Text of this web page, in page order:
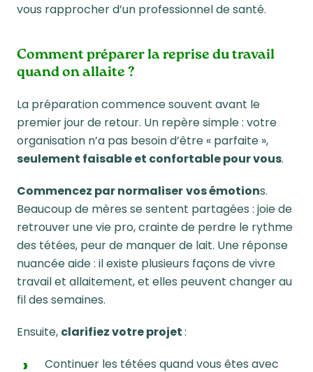
vous rapprocher d’un professionnel de santé.
Comment préparer la reprise du travail
quand on allaite ?
La préparation commence souvent avant le
premier jour de retour. Un repère simple : votre
organisation n’a pas besoin d’être « parfaite »,
seulement faisable et confortable pour vous.
Commencez par normaliservos émotions.
Beaucoup de mères se sentent partagées : joie de
retrouver une vie pro, crainte de perdre le rythme
des tétées, peur de manquer de lait. Une réponse
nuancée aide : il existe plusieurs façons de vivre
travail et allaitement, et elles peuvent changer au
fil des semaines.
Ensuite, clarifiez votre projet:
Continuer les tétées quand vous êtes avec